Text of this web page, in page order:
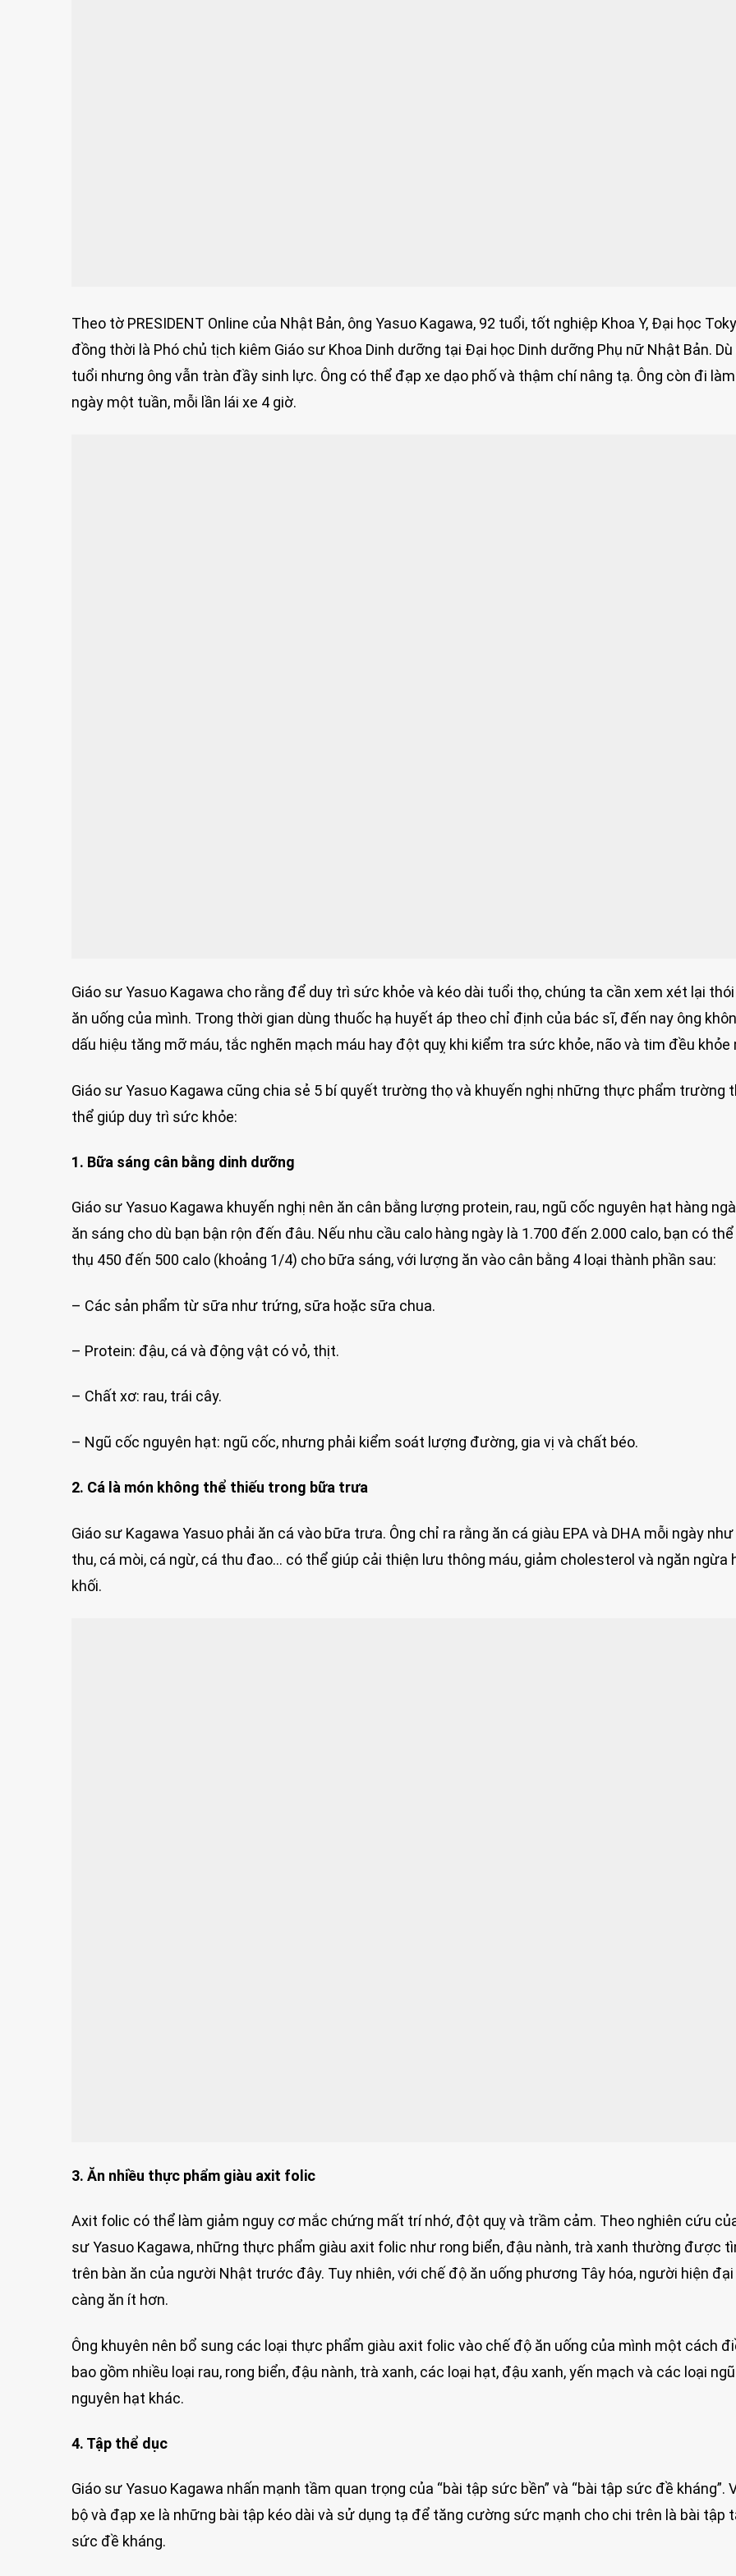
Theo tờ PRESIDENT Online của Nhật Bản, ông Yasuo Kagawa, 92 tuổi, tốt nghiệp Khoa Y, Đại học
đồng thời là Phó chủ tịch kiêm Giáo sư Khoa Dinh dưỡng tại Đại học Dinh dưỡng Phụ nữ Nhật Bản. Dù
tuổi nhưng ông vẫn tràn đầy sinh lực. Ông có thể đạp xe dạo phố và thậm chí nâng tạ. Ông còn đi
ngày một tuần, mỗi lần lái xe 4 giờ.
Giáo sư Yasuo Kagawa cho rằng để duy trì sức khỏe và kéo dài tuổi thọ, chúng ta cần xem xét lại
ăn uống của mình. Trong thời gian dùng thuốc hạ huyết áp theo chỉ định của bác sĩ, đến nay ông
dấu hiệu tăng mỡ máu, tắc nghẽn mạch máu hay đột quỵ khi kiểm tra sức khỏe, não và tim đều khỏe
Giáo sư Yasuo Kagawa cũng chia sẻ 5 bí quyết trường thọ và khuyến nghị những thực phẩm trường
thể giúp duy trì sức khỏe:
1. Bữa sáng cân bằng dinh dưỡng
Giáo sư Yasuo Kagawa khuyến nghị nên ăn cân bằng lượng protein, rau, ngũ cốc nguyên hạt hàng
ăn sáng cho dù bạn bận rộn đến đâu. Nếu nhu cầu calo hàng ngày là 1.700 đến 2.000 calo, bạn có
thụ 450 đến 500 calo (khoảng 1/4) cho bữa sáng, với lượng ăn vào cân bằng 4 loại thành phần sau:
– Các sản phẩm từ sữa như trứng, sữa hoặc sữa chua.
– Protein: đậu, cá và động vật có vỏ, thịt.
– Chất xơ: rau, trái cây.
– Ngũ cốc nguyên hạt: ngũ cốc, nhưng phải kiểm soát lượng đường, gia vị và chất béo.
2. Cá là món không thể thiếu trong bữa trưa
Giáo sư Kagawa Yasuo phải ăn cá vào bữa trưa. Ông chỉ ra rằng ăn cá giàu EPA và DHA mỗi ngày
thu, cá mòi, cá ngừ, cá thu đao… có thể giúp cải thiện lưu thông máu, giảm cholesterol và ngăn ngừa
khối.
3. Ăn nhiều thực phẩm giàu axit folic
Axit folic có thể làm giảm nguy cơ mắc chứng mất trí nhớ, đột quỵ và trầm cảm. Theo nghiên cứu
sư Yasuo Kagawa, những thực phẩm giàu axit folic như rong biển, đậu nành, trà xanh thường được
trên bàn ăn của người Nhật trước đây. Tuy nhiên, với chế độ ăn uống phương Tây hóa, người hiện
càng ăn ít hơn.
Ông khuyên nên bổ sung các loại thực phẩm giàu axit folic vào chế độ ăn uống của mình một cách
bao gồm nhiều loại rau, rong biển, đậu nành, trà xanh, các loại hạt, đậu xanh, yến mạch và các loại
nguyên hạt khác.
4. Tập thể dục
Giáo sư Yasuo Kagawa nhấn mạnh tầm quan trọng của “bài tập sức bền” và “bài tập sức đề kháng”.
bộ và đạp xe là những bài tập kéo dài và sử dụng tạ để tăng cường sức mạnh cho chi trên là bài tập
sức đề kháng.